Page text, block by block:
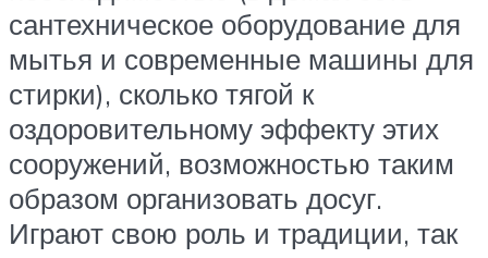
сантехническое оборудование для
мытья и современные машины для
стирки), сколько тягой к
оздоровительному эффекту этих
сооружений, возможностью таким
образом организовать досуг.
Играют свою роль и традиции, так